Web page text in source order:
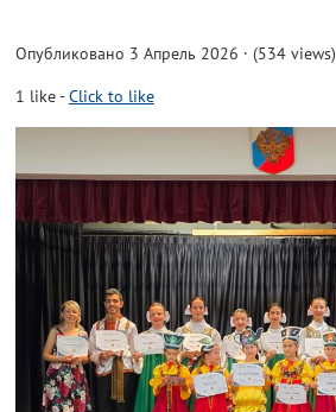
Опубликовано 3 Апрель 2026 · (534 views)
1 like-Click to like